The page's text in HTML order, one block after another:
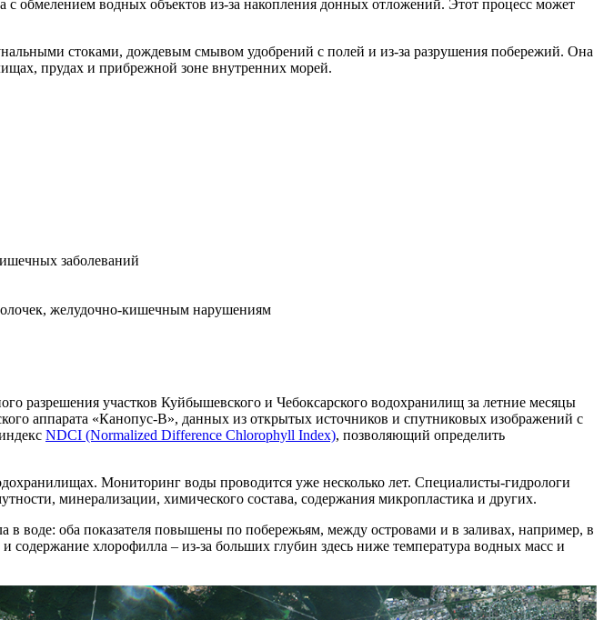
с обмелением водных объектов из-за накопления донных отложений. Этот процесс может
стоками, дождевым смывом удобрений с полей и из-за разрушения побережий. Она
прудах и прибрежной зоне внутренних морей.
заболеваний
желудочно-кишечным нарушениям
разрешения участков Куйбышевского и Чебоксарского водохранилищ за летние месяцы
аппарата «Канопус-В», данных из открытых источников и спутниковых изображений с
NDCI (Normalized Difference Chlorophyll Index), позволяющий определить
Мониторинг воды проводится уже несколько лет. Специалисты-гидрологи
минерализации, химического состава, содержания микропластика и других.
воде: оба показателя повышены по побережьям, между островами и в заливах, например, в
содержание хлорофилла – из-за больших глубин здесь ниже температура водных масс и